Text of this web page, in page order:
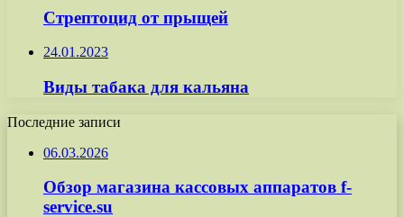
Стрептоцид от прыщей
24.01.2023
Виды табака для кальяна
Последние записи
06.03.2026
Обзор магазина кассовых аппаратов f-
service.su